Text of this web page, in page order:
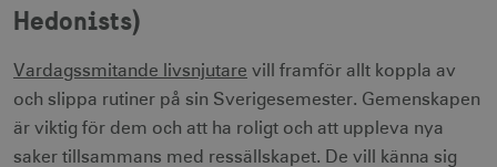
Hedonists)
Vardagssmitande livsnjutare vill framför allt koppla av
och slippa rutiner på sin Sverigesemester. Gemenskapen
är viktig för dem och att ha roligt och att uppleva nya
saker tillsammans med ressällskapet. De vill känna sig